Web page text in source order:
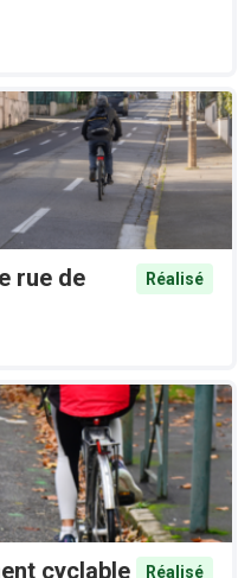
rue de
Réalisé
cyclable Réalisé